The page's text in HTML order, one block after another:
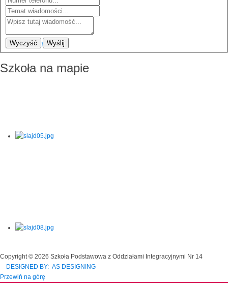
Wyczyść Wyślij
Szkoła na mapie
Copyright © 2026 Szkoła Podstawowa z Oddziałami Integracyjnymi Nr 14
DESIGNED BY: AS DESIGNING
Przewiń na górę